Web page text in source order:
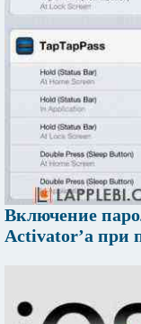
Включение
Activator’а при